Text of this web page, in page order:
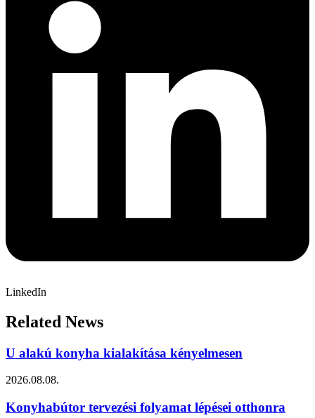
LinkedIn
Related News
U alakú konyha kialakítása kényelmesen
2026.08.08.
Konyhabútor tervezési folyamat lépései otthonra